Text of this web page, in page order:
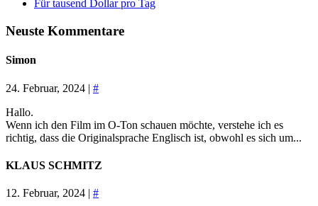
Für tausend Dollar pro Tag
Neuste Kommentare
Simon
24. Februar, 2024 | #
Hallo.
Wenn ich den Film im O-Ton schauen möchte, verstehe ich es
richtig, dass die Originalsprache Englisch ist, obwohl es sich um...
KLAUS SCHMITZ
12. Februar, 2024 | #